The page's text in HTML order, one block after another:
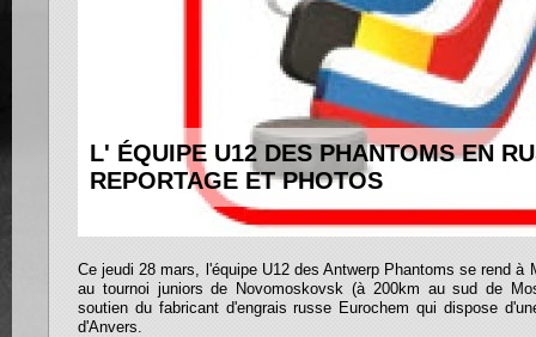
L' ÉQUIPE U12 DES PHANTOMS EN
REPORTAGE ET PHOTOS
Ce jeudi 28 mars, l'équipe U12 des Antwerp Phantoms se rend à
au tournoi juniors de Novomoskovsk (à 200km au sud de
soutien du fabricant d'engrais russe Eurochem qui dispose
d'Anvers.